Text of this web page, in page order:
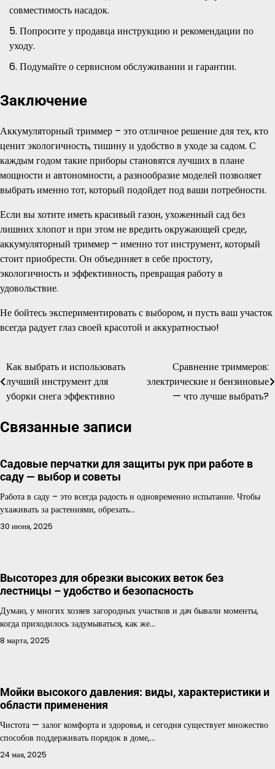
совместимость насадок.
Попросите у продавца инструкцию и рекомендации по
уходу.
Подумайте о сервисном обслуживании и гарантии.
Заключение
Аккумуляторный триммер – это отличное решение для тех, кто
ценит экологичность, тишину и удобство в уходе за садом. С
каждым годом такие приборы становятся лучших в плане
мощности и автономности, а разнообразие моделей позволяет
выбрать именно тот, который подойдет под ваши потребности.
Если вы хотите иметь красивый газон, ухоженный сад без
лишних хлопот и при этом не вредить окружающей среде,
аккумуляторный триммер – именно тот инструмент, который
стоит приобрести. Он объединяет в себе простоту,
экологичность и эффективность, превращая работу в
удовольствие.
Не бойтесь экспериментировать с выбором, и пусть ваш участок
всегда радует глаз своей красотой и аккуратностью!
Навигация
по
Как выбрать и использовать
лучший инструмент для
уборки снега эффективно
Сравнение триммеров:
электрические и бензиновые
— что лучше выбрать?
Связанные записи
Садовые перчатки для защиты рук при работе в
саду — выбор и советы
Работа в саду – это всегда радость и одновременно испытание. Чтобы
ухаживать за растениями, обрезать…
30 июня, 2025
Высоторез для обрезки высоких веток без
лестницы – удобство и безопасность
Думаю, у многих хозяев загородных участков и дач бывали моменты,
когда приходилось задумываться, как же…
8 марта, 2025
Мойки высокого давления: виды, характеристики и
области применения
Чистота — залог комфорта и здоровья, и сегодня существует множество
способов поддерживать порядок в доме,…
24 мая, 2025